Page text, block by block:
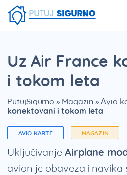
Uz Air France
i tokom leta
PutujSigurno » Magazin » Avio
konektovani i tokom leta
AVIO KARTE MAGAZIN
Uključivanje Airplane
avion je obaveza i navika